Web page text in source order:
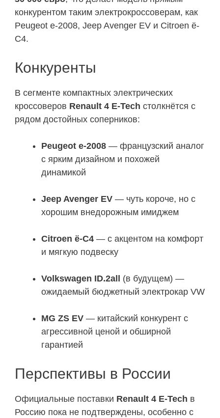
конкурентом таким электрокроссоверам, как
Peugeot e-2008, Jeep Avenger EV и Citroen ë-
C4.
Конкуренты
В сегменте компактных электрических
кроссоверов Renault 4 E-Tech столкнётся с
рядом достойных соперников:
Peugeot e-2008 — французский аналог
с ярким дизайном и похожей
динамикой
Jeep Avenger EV — чуть короче, но с
хорошим внедорожным имиджем
Citroen ë-C4 — с акцентом на комфорт
и мягкую подвеску
Volkswagen ID.2all
(в будущем) —
ожидаемый бюджетный электрокар VW
MG ZS EV — китайский конкурент с
агрессивной ценой и обширной
гарантией
Перспективы в России
Официальные поставки Renault 4 E-Tech в
Россию пока не подтверждены, особенно с